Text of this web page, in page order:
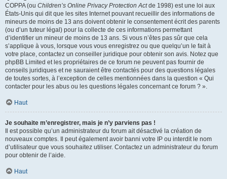
COPPA (ou Children’s Online Privacy Protection Actde 1998) est une loi aux
États-Unis qui dit que les sites Internet pouvant recueillir des informations de
mineurs de moins de 13 ans doivent obtenir le consentement écrit des parents
(ou d’un tuteur légal) pour la collecte de ces informations permettant
d’identifier un mineur de moins de 13 ans. Si vous n’êtes pas sûr que cela
s’applique à vous, lorsque vous vous enregistrez ou que quelqu’un le fait à
votre place, contactez un conseiller juridique pour obtenir son avis. Notez que
phpBB Limited et les propriétaires de ce forum ne peuvent pas fournir de
conseils juridiques et ne sauraient être contactés pour des questions légales
de toutes sortes, à l’exception de celles mentionnées dans la question « Qui
contacter pour les abus ou les questions légales concernant ce forum ? ».
Haut
Je souhaite m’enregistrer, mais je n’y parviens pas !
Il est possible qu’un administrateur du forum ait désactivé la création de
nouveaux comptes. Il peut également avoir banni votre IP ou interdit le nom
d’utilisateur que vous souhaitez utiliser. Contactez un administrateur du forum
pour obtenir de l’aide.
Haut